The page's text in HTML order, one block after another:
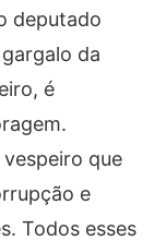
deputado
da
é
que
e
Todos esses